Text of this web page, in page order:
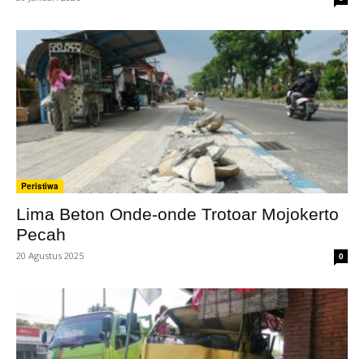
Peristiwa
Lima Beton Onde-onde Trotoar Mojokerto
Pecah
20 Agustus 2025 0